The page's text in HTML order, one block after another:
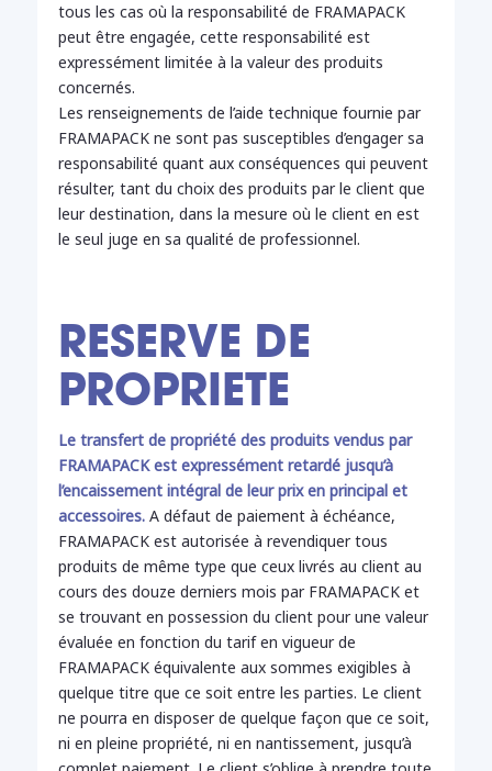
tous les cas où la responsabilité de FRAMAPACK
peut être engagée, cette responsabilité est
expressément limitée à la valeur des produits
concernés.
Les renseignements de l’aide technique fournie par
FRAMAPACK ne sont pas susceptibles d’engager sa
responsabilité quant aux conséquences qui peuvent
résulter, tant du choix des produits par le client que
leur destination, dans la mesure où le client en est
le seul juge en sa qualité de professionnel.
RESERVE DE
PROPRIETE
Le transfert de propriété des produits vendus par
FRAMAPACK est expressément retardé jusqu’à
l’encaissement intégral de leur prix en principal et
accessoires.A défaut de paiement à échéance,
FRAMAPACK est autorisée à revendiquer tous
produits de même type que ceux livrés au client au
cours des douze derniers mois par FRAMAPACK et
se trouvant en possession du client pour une valeur
évaluée en fonction du tarif en vigueur de
FRAMAPACK équivalente aux sommes exigibles à
quelque titre que ce soit entre les parties. Le client
ne pourra en disposer de quelque façon que ce soit,
ni en pleine propriété, ni en nantissement, jusqu’à